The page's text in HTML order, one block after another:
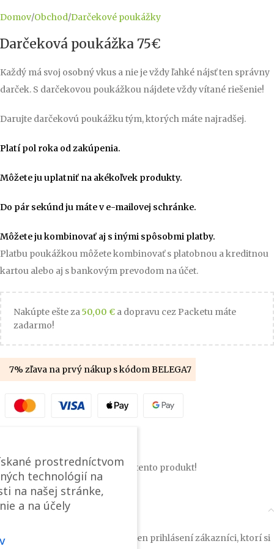
Domov/Obchod/Darčekové poukážky
Darčeková poukážka 75€
Každý má svoj osobný vkus a nie je vždy ľahké nájsť ten správny
darček. S darčekovou poukážkou nájdete vždy vítané riešenie!
Darujte darčekovú poukážku tým, ktorých máte najradšej.
Platí pol roka od zakúpenia.
Môžete ju uplatniť na akékoľvek produkty.
Do pár sekúnd ju máte v e-mailovej schránke.
Môžete ju kombinovať aj s inými spôsobmi platby.
Platbu poukážkou môžete kombinovať s platobnou a kreditnou
kartou alebo aj s bankovým prevodom na účet.
Nakúpte ešte za50,00 € a dopravu cez Packetu máte
zadarmo!
7% zľava na prvý nákup s kódom BELEGA7
9 návštevníkov si pozerá tento produkt!
Recenzie (0)
Tento produkt môžu ohodnotiť len prihlásení zákazníci, ktorí si
prostredníctvom
technológií na
na našej stránke,
a na účely